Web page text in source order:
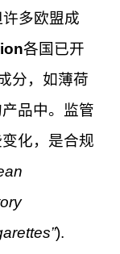
多欧盟成
各国已开
分，如薄荷
品中。监管
化，是合规
).